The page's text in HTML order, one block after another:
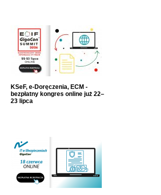
KSeF, e-Doręczenia, ECM -
bezpłatny kongres online już 22–
23 lipca